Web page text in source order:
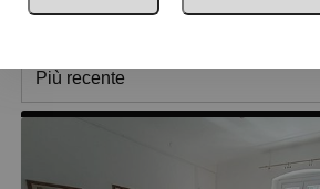
Lista Mappa
Più recente
Più recente